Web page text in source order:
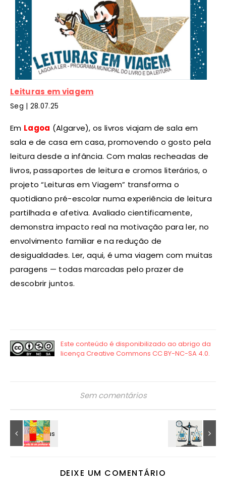
Leituras em viagem
Seg | 28.07.25
Em Lagoa (Algarve), os livros viajam de sala em
sala e de casa em casa, promovendo o gosto pela
leitura desde a infância. Com malas recheadas de
livros, passaportes de leitura e cromos literários, o
projeto “Leituras em Viagem” transforma o
quotidiano pré-escolar numa experiência de leitura
partilhada e afetiva. Avaliado cientificamente,
demonstra impacto real na motivação para ler, no
envolvimento familiar e na redução de
desigualdades. Ler, aqui, é uma viagem com muitas
paragens — todas marcadas pelo prazer de
descobrir juntos.
Sem comentários
DEIXE UM COMENTÁRIO